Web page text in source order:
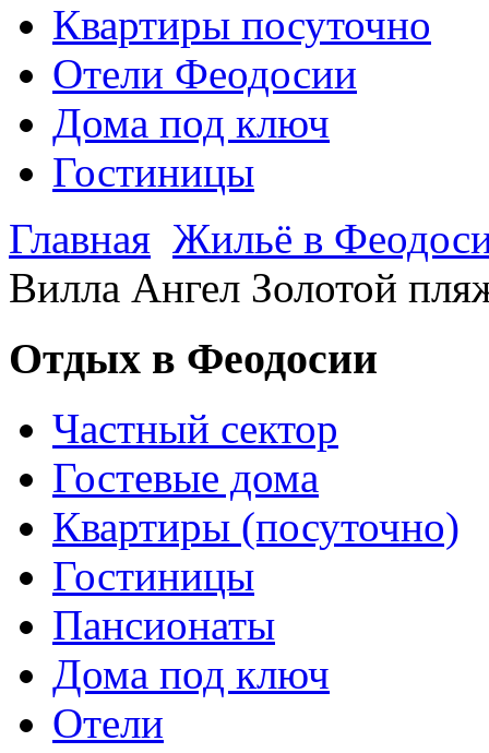
Квартиры посуточно
Отели Феодосии
Дома под ключ
Гостиницы
Главная Жильё в
Вилла Ангел Золотой
Отдых в Феодосии
Частный сектор
Гостевые дома
Квартиры (посуточно)
Гостиницы
Пансионаты
Дома под ключ
Отели